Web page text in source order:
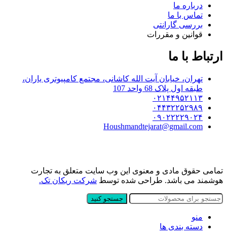
درباره ما
تماس با ما
بررسی گارانتی
قوانین و مقررات
ارتباط با ما
تهران، خیابان آیت الله کاشانی، مجتمع کامپیوتری یاران،
طبقه اول پلاک 68 واحد 107
۰۲۱۴۴۹۵۲۱۱۳
۰۴۴۳۲۲۵۲۹۸۹
۰۹۰۲۲۲۲۹۰۲۴
Houshmandtejarat@gmail.com
تمامی حقوق مادی و معنوی این وب سایت متعلق به تجارت
هوشمند می باشد. طراحی شده توسط شرکت ریکان تک.
جستجو کنید
منو
دسته بندی ها